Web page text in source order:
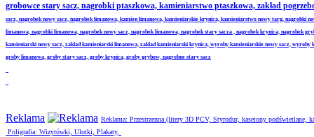
grobowce stary sacz, nagrobki ptaszkowa, kamieniarstwo ptaszkowa, zakład
sacz, nagrobek nowy sacz, nagrobek limanowa, kamien limanowa, kamieniarskie krynica, kamieniarstwo nowy targ,
limanowa, nagrobki limanowa, nagrobek nowy sacz, nagrobek limanowa, nagrobek stary sacza , nagrobek krynica, nagrobek
kamieniarski nowy sacz, zaklad kamieniarski limanowa, zaklad kamieniarski krynica, wyroby kamieniarskie nowy sacz,
groby limanowa, groby stary sacz, groby krynica, groby grybow, nagrobne stary sacz
Reklama
Reklama: Przestrzenna (litery 3D PCV, Styrodur, kasetony
Poligrafia: Wizytówki, Ulotki, Plakaty,